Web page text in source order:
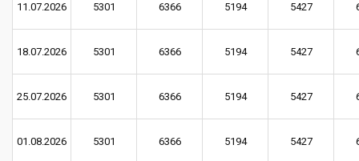
11.07.2026 5301 6366 5194 5427
18.07.2026 5301 6366 5194 5427
25.07.2026 5301 6366 5194 5427
01.08.2026 5301 6366 5194 5427